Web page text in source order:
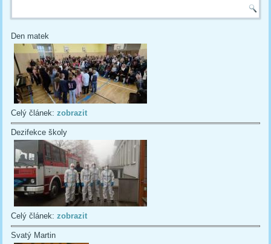
Den matek
Celý článek:zobrazit
Dezifekce školy
Celý článek:zobrazit
Svatý Martin